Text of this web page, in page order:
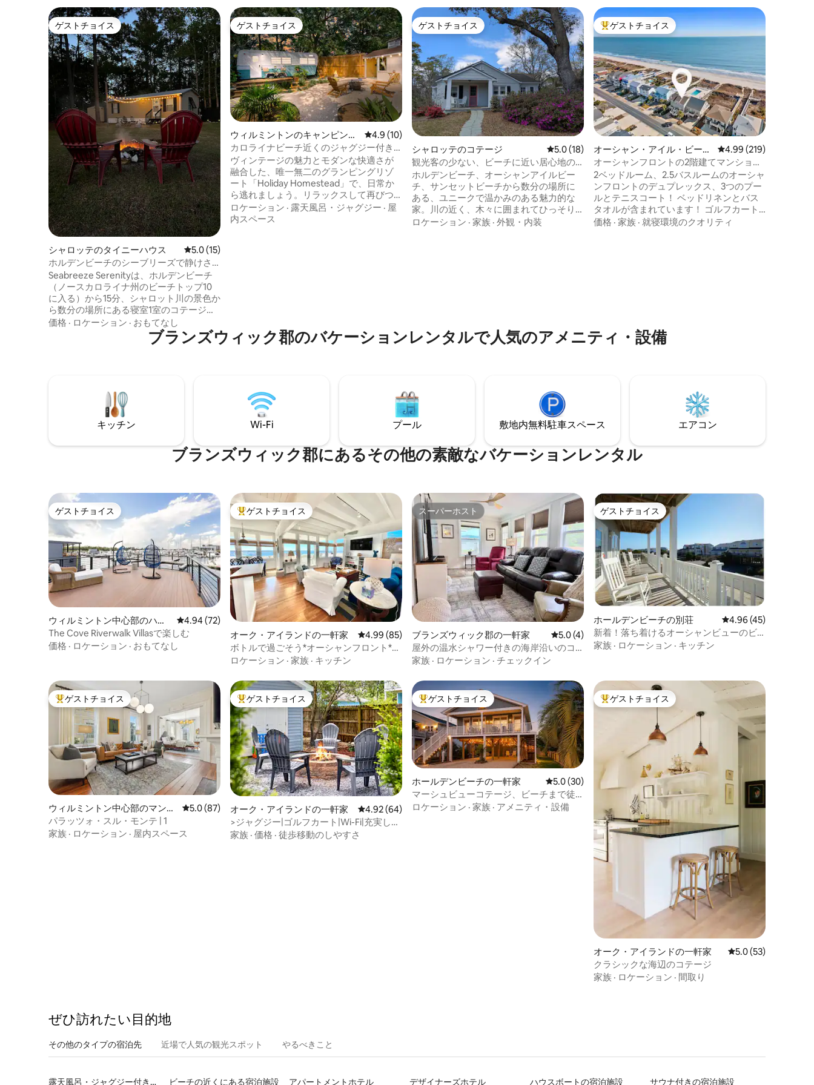
ゲストチョイス
ゲストチョイス
シャロッテのタイニーハウス レビュー15件、5つ星中5.0つ星の平均評価
5.0 (15)
ホルデンビーチのシーブリーズで静けさ
を楽しめるコテージ
Seabreeze Serenityは、ホルデンビーチ
（ノースカロライナ州のビーチトップ10
に入る）から15分、シャロット川の景色か
ら数分の場所にある寝室1室のコテージで
す。ホルデンビーチの西端から暖かい潮
風が吹き込みます。森の中に隠れてお
り、落ち着いたプライベートな環境で
ベッド、フルキッチン、Keurigコーヒー
メーカー、美しい浴槽・シャワー、洗濯
機・乾燥機をお楽しみください。車とボ
ート用の広い駐車場。ホルデン、オーシ
セスが便利です。
価格 · ロケーション · おもてなし
ゲストチョイス
ゲストチョイス
ウィルミントンのキャンピング
カー・RV
レビュー10件、5つ星中4.9つ星の平均評価
4.9 (10)
カロライナビーチ近くのジャグジー付き
ヴィンテージグランピング
ヴィンテージの魅力とモダンな快適さが
融合した、唯一無二のグランピングリゾ
ート「Holiday Homestead」で、日常か
ら逃れましょう。リラックスして再びつ
ながるために考え抜かれたデザイン。屋
外テレビのあるプライベートジャグジ
ロケーション · 露天風呂・ジャグジー · 屋
内スペース
ゲストチョイス
ゲストチョイス
シャロッテのコテージ レビュー18件、5つ星中5.0つ星の平均評価
5.0 (18)
観光客の少ない、ビーチに近い居心地の
良いコテージ
ホルデンビーチ、オーシャンアイルビー
チ、サンセットビーチから数分の場所に
ある、ユニークで温かみのある魅力的な
家。川の近く、木々に囲まれてひっそり
と佇む場所で、静かで穏やかな自然をお
ン用品を置くスペースは十分にありま
す。
ロケーション · 家族 · 外観・内装
大好評のゲストチョイスです。
ゲストチョイス
オーシャン・アイル・ビーチ
のコンドミニアム
レビュー219件、5つ
4.99 (219)
オーシャンフロントの2階建てマンショ
ン〜リネン付き！
2ベッドルーム、2.5バスルームのオーシャ
ンフロントのデュプレックス、3つのプー
ルとテニスコート！ ベッドリネンとバス
タオルが含まれています！ ゴルフカート
レンタル用の専用車道があります。 申し
ません。
価格 · 家族 · 就寝環境のクオリティ
ブランズウィック郡のバケーションレンタルで人気のアメニティ・設備
キッチン Wi-Fi プール 敷地内無料駐⁠車ス⁠ペ⁠ー⁠ス エアコン
ブランズウィック郡にあるその他の素敵なバケーションレンタル
ゲストチョイス
ゲストチョイス
ウィルミントン中心部のハウ
スボート
レビュー72件、5つ星中4.94つ星の平均評価
4.94 (72)
The Cove Riverwalk Villasで楽しむ
価格 · ロケーション · おもてなし
大好評のゲストチョイスです。
ゲストチョイス
オーク・アイランドの一軒家 レビュー85件、5つ星中4.99つ星の平均評価
4.99 (85)
ボトルで過ごそう*オーシャンフロント*眺
め*リネン類
ロケーション · 家族 · キッチン
スーパーホスト
スーパーホスト
ブランズウィック郡の一軒家 レビュー4件、5つ星中5.0つ星の平均評価
5.0 (4)
屋外の温水シャワー付きの海岸沿いのコ
テージ
家族 · ロケーション · チェックイン
ゲストチョイス
ゲストチョイス
ホールデンビーチの別荘 レビュー45件、5つ
4.96 (45)
新着！落ち着けるオーシャンビューのビ
ーチハウス、無料駐車場付き
家族 · ロケーション · キッチン
大好評のゲストチョイスです。
ゲストチョイス
ウィルミントン中心部のマンシ
ョン・アパート
レビュー87件、5つ星中5.0つ星の平均評価
5.0 (87)
パラッツォ・スル・モンテ | 1
家族 · ロケーション · 屋内スペース
大好評のゲストチョイスです。
ゲストチョイス
オーク・アイランドの一軒家 レビュー64件、5つ星中4.92つ星の平均評価
4.92 (64)
>ジャグジー|ゴルフカート|Wi-Fi|充実した
設備<
家族 · 価格 · 徒歩移動のしやすさ
大好評のゲストチョイスです。
ゲストチョイス
ホールデンビーチの一軒家 レビュー30件、5つ星中5.0つ星の平均評価
5.0 (30)
マーシュビューコテージ、ビーチまで徒
歩5分、ICWビュー
ロケーション · 家族 · アメニティ・設備
大好評のゲストチョイスです。
ゲストチョイス
オーク・アイランドの一軒家 レビュー53件、5つ
5.0 (53)
クラシックな海辺のコテージ
家族 · ロケーション · 間取り
ぜひ訪⁠れ⁠た⁠い目⁠的⁠地
その他のタ⁠イ⁠プ⁠の宿⁠泊⁠先 近場で人気の観光スポット やるべきこと
露天風呂・ジャグジー付きの宿泊施設 ビーチの近くにある宿泊施設 アパートメントホテル デザイナーズホテル ハウスボートの宿泊施設 サウナ付きの宿泊施設